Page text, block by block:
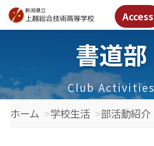
Access
書道部
Club Activities
ホーム 学校生活 部活動紹介